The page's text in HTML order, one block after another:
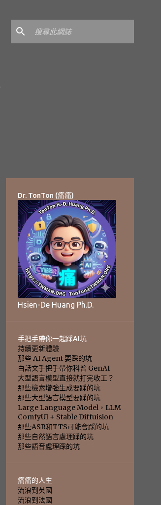
Dr. TonTon (痛痛)
Hsien-De Huang Ph.D.
手把手帶你一起踩AI坑
持續更新體驗
那些 AI Agent 要踩的坑
白話文手把手帶你科普 GenAI
大型語言模型直接就打完收工？
那些檢索增強生成要踩的坑
那些大型語言模型要踩的坑
Large Language Model，LLM
ComfyUI + Stable Diffuision
那些ASR和TTS可能會踩的坑
那些自然語言處理踩的坑
那些語音處理踩的坑
痛痛的人生
流浪到英國
流浪到法國